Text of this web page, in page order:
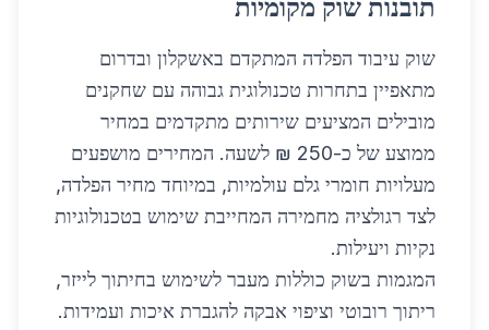
תובנות שוק מקומיות
שוק עיבוד הפלדה המתקדם באשקלון ובדרום
מתאפיין בתחרות טכנולוגית גבוהה עם שחקנים
מובילים המציעים שירותים מתקדמים במחיר
ממוצע של כ-250 ₪ לשעה. המחירים מושפעים
מעלויות חומרי גלם עולמיות, במיוחד מחיר הפלדה,
לצד רגולציה מחמירה המחייבת שימוש בטכנולוגיות
נקיות ויעילות.
המגמות בשוק כוללות מעבר לשימוש בחיתוך לייזר,
ריתוך רובוטי וציפוי אבקה להגברת איכות ועמידות.